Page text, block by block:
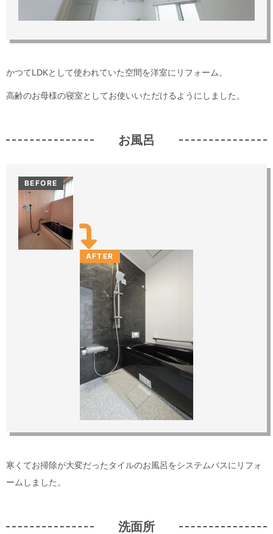
かつてLDKとして使われていた空間を洋室にリフォーム。
高齢のお母様の寝室としてお使いいただけるようにしました。
お風呂
BEFORE
AFTER
寒くてお掃除が大変だったタイルのお風呂をシステムバスにリフォ
ームしました。
洗面所